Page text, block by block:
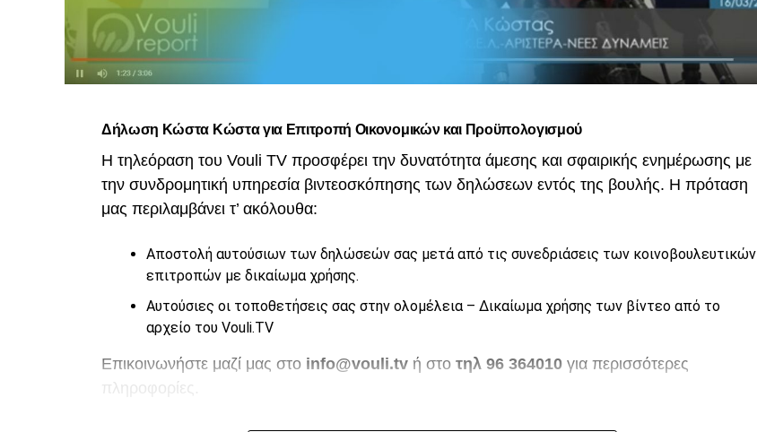
Δήλωση Κώστα Κώστα για Επιτροπή Οικονομικών και Προϋπολογισμού
Η τηλεόραση του Vouli TV προσφέρει την δυνατότητα άμεσης και σφαιρικής ενημέρωσης με
την συνδρομητική υπηρεσία βιντεοσκόπησης των δηλώσεων εντός της βουλής. Η πρόταση
μας περιλαμβάνει τ’ ακόλουθα:
Αποστολή αυτούσιων των δηλώσεών σας μετά από τις συνεδριάσεις των κοινοβουλευτικών
επιτροπών με δικαίωμα χρήσης.
Αυτούσιες οι τοποθετήσεις σας στην ολομέλεια – Δικαίωμα χρήσης των βίντεο από το
αρχείο του Vouli.TV
Επικοινωνήστε μαζί μας στο info@vouli.tv ή στο τηλ 96 364010 για περισσότερες
πληροφορίες.